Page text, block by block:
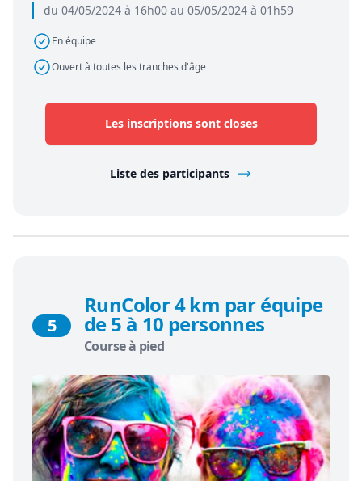
du 04/05/2024 à 16h00 au 05/05/2024 à 01h59
En équipe
Ouvert à toutes les tranches d'âge
Les inscriptions sont closes
Liste des participants
5
RunColor 4 km par équipe
de 5 à 10 personnes
Course à pied